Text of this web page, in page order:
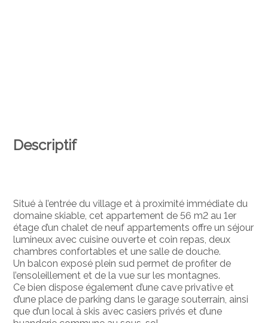
Descriptif
Situé à l’entrée du village et à proximité immédiate du
domaine skiable, cet appartement de 56 m2 au 1er
étage d’un chalet de neuf appartements offre un séjour
lumineux avec cuisine ouverte et coin repas, deux
chambres confortables et une salle de douche.
Un balcon exposé plein sud permet de profiter de
l’ensoleillement et de la vue sur les montagnes.
Ce bien dispose également d’une cave privative et
d’une place de parking dans le garage souterrain, ainsi
que d’un local à skis avec casiers privés et d’une